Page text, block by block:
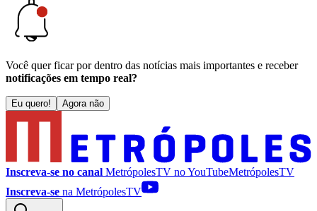
Você quer ficar por dentro das notícias mais importantes e receber
notificações em tempo real?
Eu quero! Agora não
Inscreva-se no canal MetrópolesTV noYouTubeMetrópolesTV
Inscreva-se na MetrópolesTV